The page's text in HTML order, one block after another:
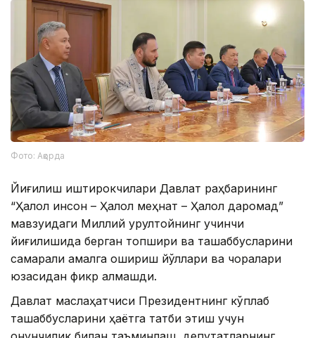
Фото: Ақорда
Йиғилиш иштирокчилари Давлат раҳбарининг
“Ҳалол инсон – Ҳалол меҳнат – Ҳалол даромад”
мавзуидаги Миллий қурултойнинг учинчи
йиғилишида берган топшириқ ва ташаббусларини
самарали амалга ошириш йўллари ва чоралари
юзасидан фикр алмашди.
Давлат маслаҳатчиси Президентнинг кўплаб
ташаббусларини ҳаётга татбиқ этиш учун